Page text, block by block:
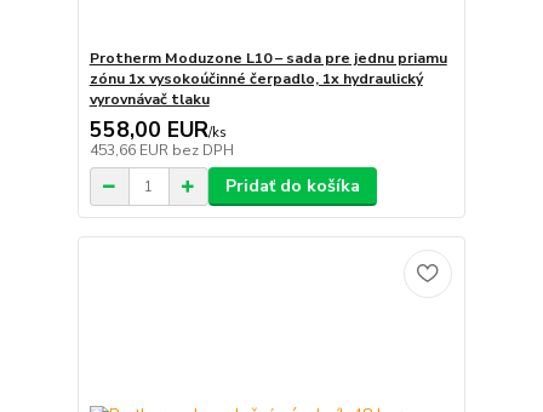
Protherm Moduzone L10 – sada pre jednu priamu
zónu 1x vysokoúčinné čerpadlo, 1x hydraulický
vyrovnávač tlaku
558,00 EUR/ks
453,66 EUR bez DPH
Pridať do košíka